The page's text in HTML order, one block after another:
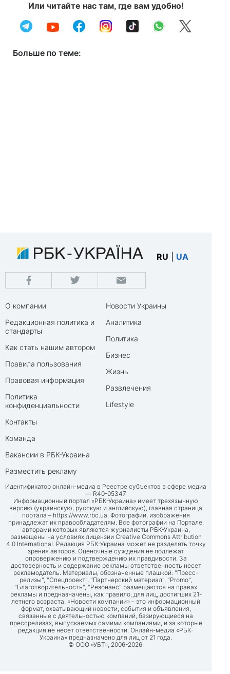
Или читайте нас там, где вам удобно!
Больше по теме:
RU UA
О компании
Редакционная политика и
стандарты
Как стать нашим автором
Правила пользования
Правовая информация
Политика
конфиденциальности
Контакты
Команда
Вакансии в РБК-Украина
Разместить рекламу
Новости Украины
Аналитика
Политика
Бизнес
Жизнь
Развлечения
Lifestyle
Идентификатор онлайн-медиа в Реестре субъектов в сфере медиа
— R40-05347
Информационный портал «РБК-Украина» имеет трехязычную
версию (украинскую, русскую и английскую), главная страница
портала – https://www.rbc.ua. Фотографии, изображения
принадлежат их правообладателям. Все фотографии на Портале,
авторами которых являются журналисты РБК-Украина,
размещены на условиях лицензии Creative Commons Attribution
4.0 International. Редакция РБК-Украина может не разделять точку
зрения авторов. Оценочные суждения не подлежат
опровержению и подтверждению их правдивости. За
достоверность и содержание рекламы ответственность несет
рекламодатель. Материалы, обозначенные плашкой: "Пресс-
релизы", "Спецпроект", "Партнерский материал", "Promo",
"Благотворительность", "Резонанс" размещаются на правах
рекламы и предназначены, как правило, для лиц, достигших 21-
летнего возраста. «Новости компании» – это информационный
формат, охватывающий новости, события и объявления,
связанные с деятельностью компаний, базирующиеся на
прессрелизах, выпускаемых самими компаниями, и за которые
редакция не несет ответственности. Онлайн-медиа «РБК-
Украина» предназначено для лиц от 21 года.
© ООО «УБТ», 2006-2026.